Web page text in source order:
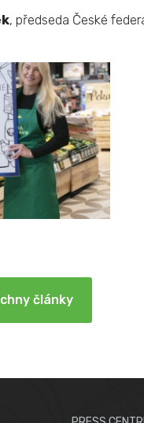
, předseda České
články